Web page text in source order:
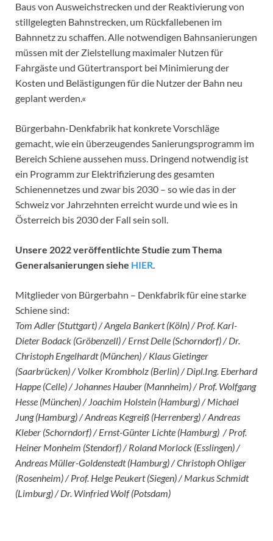
Baus von Ausweichstrecken und der Reaktivierung von
stillgelegten Bahnstrecken, um Rückfallebenen im
Bahnnetz zu schaffen. Alle notwendigen Bahnsanierungen
müssen mit der Zielstellung maximaler Nutzen für
Fahrgäste und Gütertransport bei Minimierung der
Kosten und Belästigungen für die Nutzer der Bahn neu
geplant werden.«
Bürgerbahn-Denkfabrik hat konkrete Vorschläge
gemacht, wie ein überzeugendes Sanierungsprogramm im
Bereich Schiene aussehen muss. Dringend notwendig ist
ein Programm zur Elektrifizierung des gesamten
Schienennetzes und zwar bis 2030 – so wie das in der
Schweiz vor Jahrzehnten erreicht wurde und wie es in
Österreich bis 2030 der Fall sein soll.
Unsere 2022 veröffentlichte Studie zum Thema
Generalsanierungen siehe HIER.
Mitglieder von Bürgerbahn – Denkfabrik für eine starke
Schiene sind:
Tom Adler (Stuttgart) / Angela Bankert (Köln) / Prof. Karl-
Dieter Bodack (Gröbenzell) / Ernst Delle (Schorndorf) / Dr.
Christoph Engelhardt (München) / Klaus Gietinger
(Saarbrücken) / Volker Krombholz (Berlin) / Dipl.Ing. Eberhard
Happe (Celle) / Johannes Hauber (Mannheim) / Prof. Wolfgang
Hesse (München) / Joachim Holstein (Hamburg) / Michael
Jung (Hamburg) / Andreas Kegreiß (Herrenberg) / Andreas
Kleber (Schorndorf) / Ernst-Günter Lichte (Hamburg) / Prof.
Heiner Monheim (Stendorf) / Roland Morlock (Esslingen) /
Andreas Müller-Goldenstedt (Hamburg) / Christoph Ohliger
(Rosenheim) / Prof. Helge Peukert (Siegen) / Markus Schmidt
(Limburg) / Dr. Winfried Wolf (Potsdam)